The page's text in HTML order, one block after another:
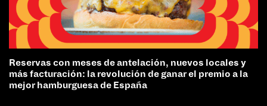
Reservas con meses de antelación, nuevos locales y
más facturación: la revolución de ganar el premio a la
mejor hamburguesa de España